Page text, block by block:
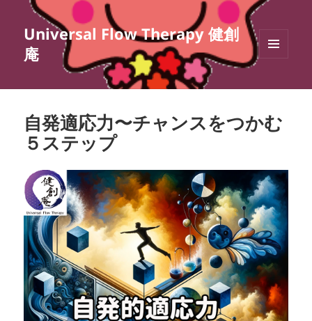
Universal Flow Therapy 健創
庵
ィジェ
自発適応力〜チャンスをつかむ
５ステップ